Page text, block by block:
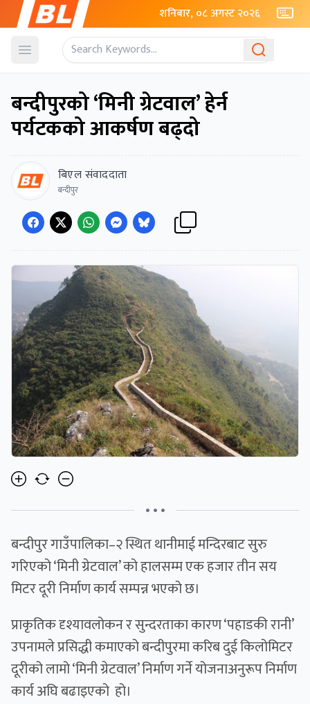
शनिबार, ०८ अगस्ट २०२६
Open menu
बन्दीपुरको ‘मिनी ग्रेटवाल’ हेर्न
पर्यटकको आकर्षण बढ्दो
बिएल संवाददाता
बन्दीपुर
• • •
बन्दीपुर गाउँपालिका–२ स्थित थानीमाई मन्दिरबाट सुरु
गरिएको ‘मिनी ग्रेटवाल’ को हालसम्म एक हजार तीन सय
मिटर दूरी निर्माण कार्य सम्पन्न भएको छ।
प्राकृतिक दृश्यावलोकन र सुन्दरताका कारण ‘पहाडकी रानी’
उपनामले प्रसिद्धी कमाएको बन्दीपुरमा करिब दुई किलोमिटर
दूरीको लामो ‘मिनी ग्रेटवाल’ निर्माण गर्ने योजनाअनुरूप निर्माण
कार्य अघि बढाइएको हो।